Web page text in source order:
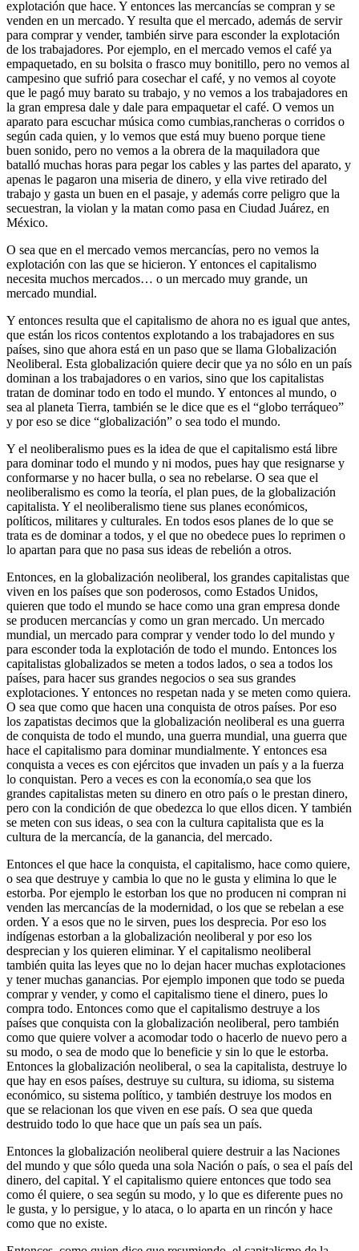
explotación que hace. Y entonces las mercancías se compran y se
venden en un mercado. Y resulta que el mercado, además de servir
para comprar y vender, también sirve para esconder la explotación
de los trabajadores. Por ejemplo, en el mercado vemos el café ya
empaquetado, en su bolsita o frasco muy bonitillo, pero no vemos al
campesino que sufrió para cosechar el café, y no vemos al coyote
que le pagó muy barato su trabajo, y no vemos a los trabajadores en
la gran empresa dale y dale para empaquetar el café. O vemos un
aparato para escuchar música como cumbias,rancheras o corridos o
según cada quien, y lo vemos que está muy bueno porque tiene
buen sonido, pero no vemos a la obrera de la maquiladora que
batalló muchas horas para pegar los cables y las partes del aparato, y
apenas le pagaron una miseria de dinero, y ella vive retirado del
trabajo y gasta un buen en el pasaje, y además corre peligro que la
secuestran, la violan y la matan como pasa en Ciudad Juárez, en
México.
O sea que en el mercado vemos mercancías, pero no vemos la
explotación con las que se hicieron. Y entonces el capitalismo
necesita muchos mercados… o un mercado muy grande, un
mercado mundial.
Y entonces resulta que el capitalismo de ahora no es igual que antes,
que están los ricos contentos explotando a los trabajadores en sus
países, sino que ahora está en un paso que se llama Globalización
Neoliberal. Esta globalización quiere decir que ya no sólo en un país
dominan a los trabajadores o en varios, sino que los capitalistas
tratan de dominar todo en todo el mundo. Y entonces al mundo, o
sea al planeta Tierra, también se le dice que es el “globo terráqueo”
y por eso se dice “globalización” o sea todo el mundo.
Y el neoliberalismo pues es la idea de que el capitalismo está libre
para dominar todo el mundo y ni modos, pues hay que resignarse y
conformarse y no hacer bulla, o sea no rebelarse. O sea que el
neoliberalismo es como la teoría, el plan pues, de la globalización
capitalista. Y el neoliberalismo tiene sus planes económicos,
políticos, militares y culturales. En todos esos planes de lo que se
trata es de dominar a todos, y el que no obedece pues lo reprimen o
lo apartan para que no pasa sus ideas de rebelión a otros.
Entonces, en la globalización neoliberal, los grandes capitalistas que
viven en los países que son poderosos, como Estados Unidos,
quieren que todo el mundo se hace como una gran empresa donde
se producen mercancías y como un gran mercado. Un mercado
mundial, un mercado para comprar y vender todo lo del mundo y
para esconder toda la explotación de todo el mundo. Entonces los
capitalistas globalizados se meten a todos lados, o sea a todos los
países, para hacer sus grandes negocios o sea sus grandes
explotaciones. Y entonces no respetan nada y se meten como quiera.
O sea que como que hacen una conquista de otros países. Por eso
los zapatistas decimos que la globalización neoliberal es una guerra
de conquista de todo el mundo, una guerra mundial, una guerra que
hace el capitalismo para dominar mundialmente. Y entonces esa
conquista a veces es con ejércitos que invaden un país y a la fuerza
lo conquistan. Pero a veces es con la economía,o sea que los
grandes capitalistas meten su dinero en otro país o le prestan dinero,
pero con la condición de que obedezca lo que ellos dicen. Y también
se meten con sus ideas, o sea con la cultura capitalista que es la
cultura de la mercancía, de la ganancia, del mercado.
Entonces el que hace la conquista, el capitalismo, hace como quiere,
o sea que destruye y cambia lo que no le gusta y elimina lo que le
estorba. Por ejemplo le estorban los que no producen ni compran ni
venden las mercancías de la modernidad, o los que se rebelan a ese
orden. Y a esos que no le sirven, pues los desprecia. Por eso los
indígenas estorban a la globalización neoliberal y por eso los
desprecian y los quieren eliminar. Y el capitalismo neoliberal
también quita las leyes que no lo dejan hacer muchas explotaciones
y tener muchas ganancias. Por ejemplo imponen que todo se pueda
comprar y vender, y como el capitalismo tiene el dinero, pues lo
compra todo. Entonces como que el capitalismo destruye a los
países que conquista con la globalización neoliberal, pero también
como que quiere volver a acomodar todo o hacerlo de nuevo pero a
su modo, o sea de modo que lo beneficie y sin lo que le estorba.
Entonces la globalización neoliberal, o sea la capitalista, destruye lo
que hay en esos países, destruye su cultura, su idioma, su sistema
económico, su sistema político, y también destruye los modos en
que se relacionan los que viven en ese país. O sea que queda
destruido todo lo que hace que un país sea un país.
Entonces la globalización neoliberal quiere destruir a las Naciones
del mundo y que sólo queda una sola Nación o país, o sea el país del
dinero, del capital. Y el capitalismo quiere entonces que todo sea
como él quiere, o sea según su modo, y lo que es diferente pues no
le gusta, y lo persigue, y lo ataca, o lo aparta en un rincón y hace
como que no existe.